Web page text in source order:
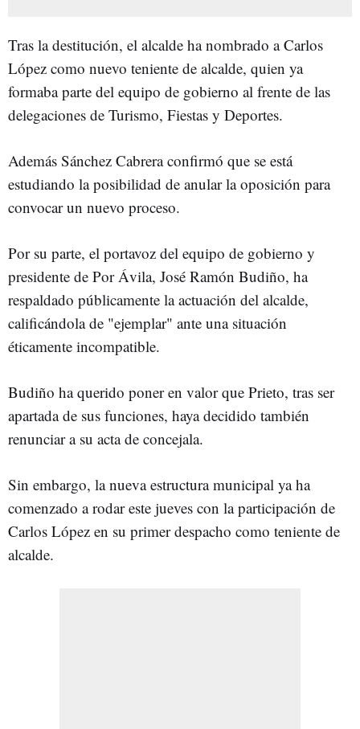
Tras la destitución, el alcalde ha nombrado a Carlos
López como nuevo teniente de alcalde, quien ya
formaba parte del equipo de gobierno al frente de las
delegaciones de Turismo, Fiestas y Deportes.
Además Sánchez Cabrera confirmó que se está
estudiando la posibilidad de anular la oposición para
convocar un nuevo proceso.
Por su parte, el portavoz del equipo de gobierno y
presidente de Por Ávila, José Ramón Budiño, ha
respaldado públicamente la actuación del alcalde,
calificándola de "ejemplar" ante una situación
éticamente incompatible.
Budiño ha querido poner en valor que Prieto, tras ser
apartada de sus funciones, haya decidido también
renunciar a su acta de concejala.
Sin embargo, la nueva estructura municipal ya ha
comenzado a rodar este jueves con la participación de
Carlos López en su primer despacho como teniente de
alcalde.